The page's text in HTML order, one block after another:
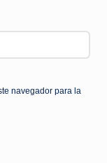
navegador para la